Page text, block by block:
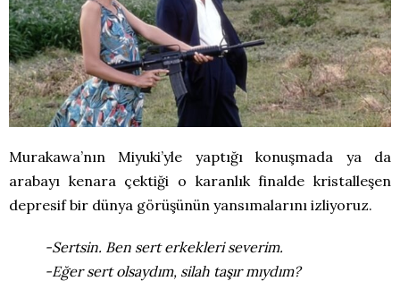
Murakawa’nın Miyuki’yle yaptığı konuşmada ya da
arabayı kenara çektiği o karanlık finalde kristalleşen
depresif bir dünya görüşünün yansımalarını izliyoruz.
-Sertsin. Ben sert erkekleri severim.
-Eğer sert olsaydım, silah taşır mıydım?